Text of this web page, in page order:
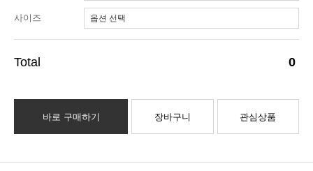
사이즈
0
바로 구매하기 장바구니 관심상품